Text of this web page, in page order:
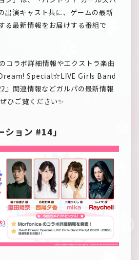
出演キャスト共に、ゲームの最新
る最新情報をお届けする番組で
ラボ詳細情報やエクストラ楽曲
Special☆LIVE Girls Band
関連情報などガルパの最新情報
ひご覧ください✨
ション #14」